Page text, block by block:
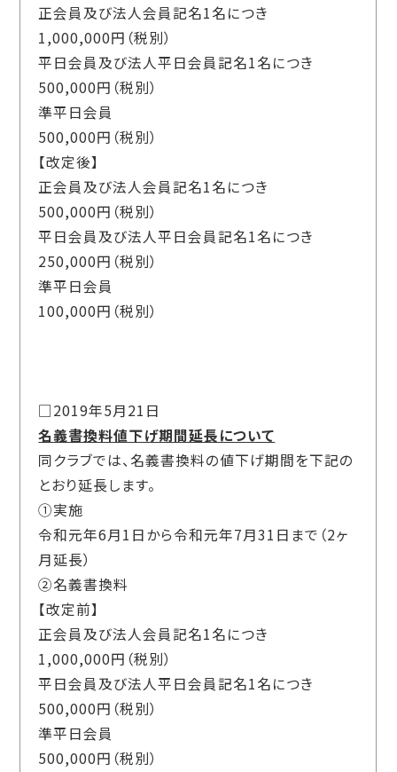
正会員及び法人会員記名1名につき
1,000,000円（税別）
平日会員及び法人平日会員記名1名につき
500,000円（税別）
準平日会員
500,000円（税別）
【改定後】
正会員及び法人会員記名1名につき
500,000円（税別）
平日会員及び法人平日会員記名1名につき
250,000円（税別）
準平日会員
100,000円（税別）
□2019年5月21日
名義書換料値下げ期間延長について
同クラブでは、名義書換料の値下げ期間を下記の
とおり延長します。
①実施
令和元年6月1日から令和元年7月31日まで（2ヶ
月延長）
②名義書換料
【改定前】
正会員及び法人会員記名1名につき
1,000,000円（税別）
平日会員及び法人平日会員記名1名につき
500,000円（税別）
準平日会員
500,000円（税別）